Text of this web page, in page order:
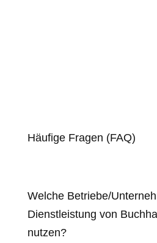
Häufige Fragen (FAQ)
Welche Betriebe/
Dienstleistung von
nutzen?